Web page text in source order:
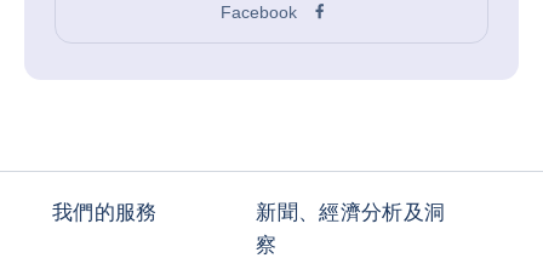
Facebook
我們的服務
新聞、經濟分析及洞
察